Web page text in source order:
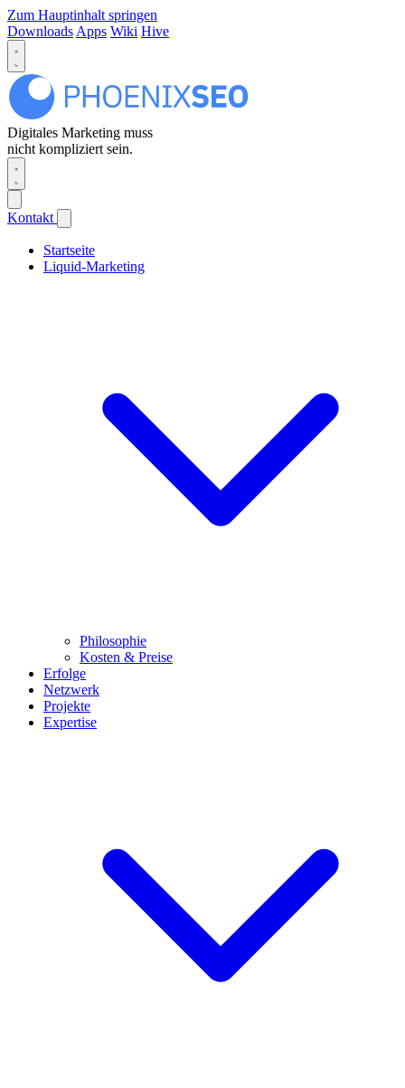
Zum Hauptinhalt springen
Downloads Apps Wiki Hive
Digitales Marketing muss
nicht kompliziert sein.
Kontakt
Startseite
Liquid-Marketing
Philosophie
Kosten & Preise
Erfolge
Netzwerk
Projekte
Expertise